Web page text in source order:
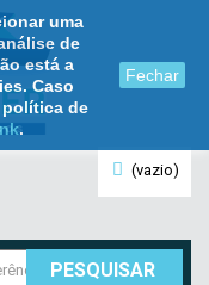
uma
de
está a
Caso
política de
.
Fechar
(vazio)
PESQUISAR